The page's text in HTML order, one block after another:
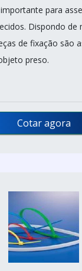
para
Dispondo de
de fixação são
preso.
Cotar agora